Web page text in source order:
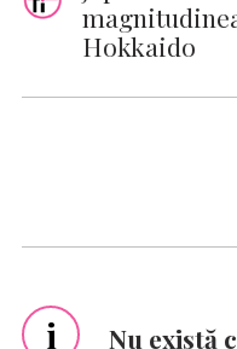
Hokkaido
i Nu există